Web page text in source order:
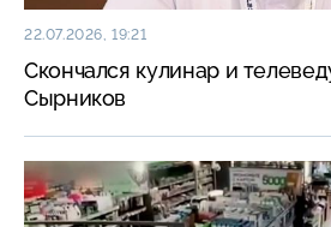
22.07.2026, 19:21
Скончался кулинар и
Сырников